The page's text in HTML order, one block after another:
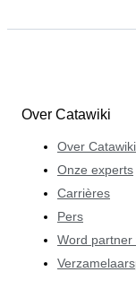
Over Catawiki
Over Catawiki
Onze experts
Carrières
Pers
Word partner